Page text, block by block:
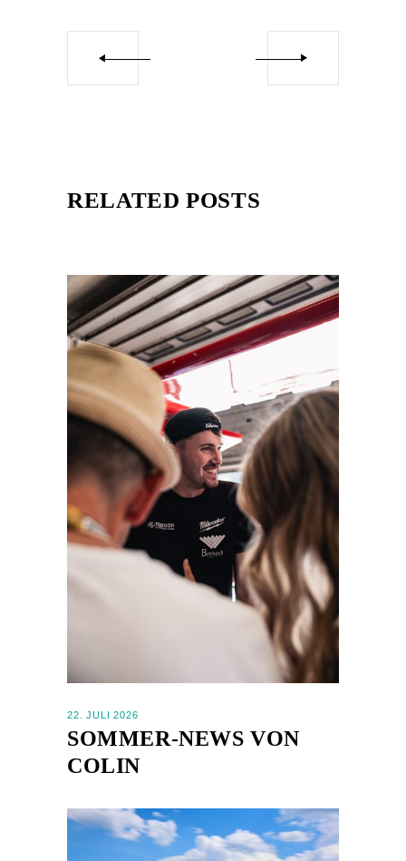
RELATED POSTS
22. JULI 2026
SOMMER-NEWS VON
COLIN